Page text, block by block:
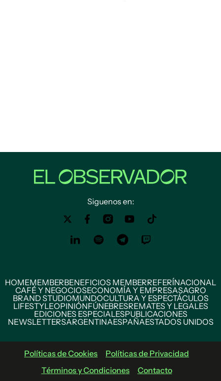
Siguenos en:
HOMEMEMBERBENEFICIOS MEMBERREFERÍNACIONAL
CAFÉ Y NEGOCIOSECONOMÍA Y EMPRESASAGRO
BRAND STUDIOMUNDOCULTURA Y ESPECTÁCULOS
LIFESTYLEOPINIÓNFÚNEBRESREMATES Y LEGALES
EDICIONES ESPECIALESPUBLICACIONES
NEWSLETTERSARGENTINAESPAÑAESTADOS UNIDOS
Políticas de Cookies
Políticas de Privacidad
Términos y Condiciones
Contacto